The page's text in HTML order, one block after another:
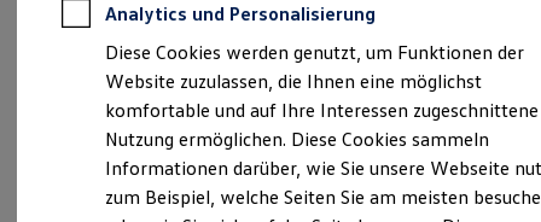
Für Privatkunden
Für Gewerbekunden
Profi Paket
TopDeal
Gebrauchtwagen
ProfiPartner für Gebrauchtwagen
Zertifizierte Gebrauchtwagen
Finanzierung
Für Privatkunden
Für Gewerbekunden
Verantwortlich für die Inhalte auf dieser Seite ist die Volkswagen
Automobile Berlin GmbH (Impressum & Rechtliches)
Analytics und Personalisierung
Diese Cookies werden genutzt, um Funktionen der
Website zuzulassen, die Ihnen eine möglichst
komfortable und auf Ihre Interessen zugeschnittene
Nutzung ermöglichen. Diese Cookies sammeln
Informationen darüber, wie Sie unsere Webseite
zum Beispiel, welche Seiten Sie am meisten